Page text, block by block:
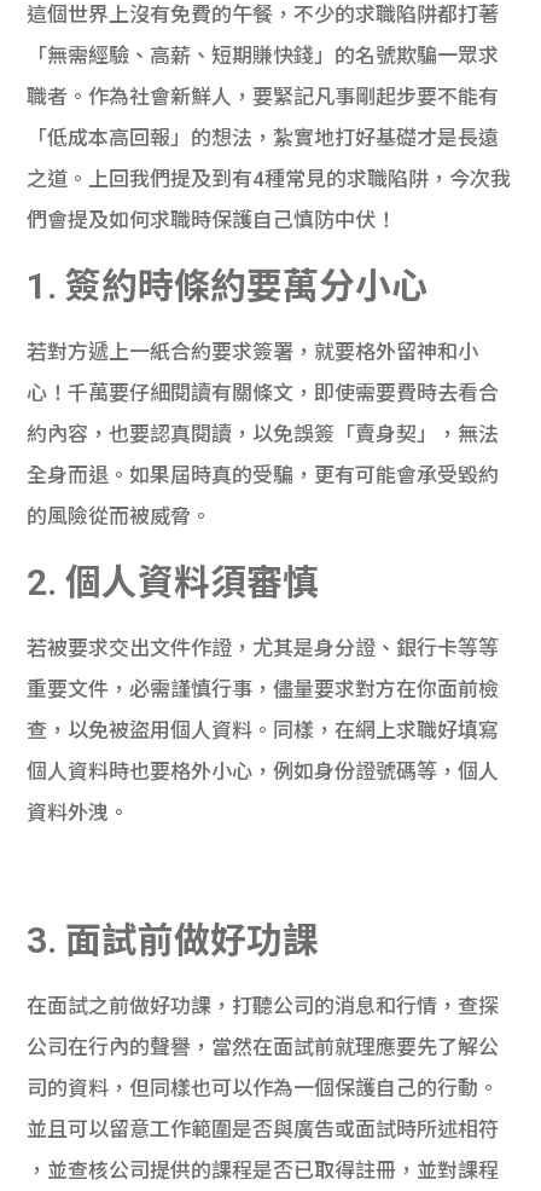
這個世界上沒有免費的午餐，不少的求職陷阱都打著
「無需經驗、高薪、短期賺快錢」的名號欺騙一眾求
職者。作為社會新鮮人，要緊記凡事剛起步要不能有
「低成本高回報」的想法，紮實地打好基礎才是長遠
之道。上回我們提及到有4種常見的求職陷阱，今次我
們會提及如何求職時保護自己慎防中伏！
1. 簽約時條約要萬分小心
若對方遞上一紙合約要求簽署，就要格外留神和小
心！千萬要仔細閱讀有關條文，即使需要費時去看合
約內容，也要認真閱讀，以免誤簽「賣身契」，無法
全身而退。如果屆時真的受騙，更有可能會承受毀約
的風險從而被威脅。
2. 個人資料須審慎
若被要求交出文件作證，尤其是身分證、銀行卡等等
重要文件，必需謹慎行事，儘量要求對方在你面前檢
查，以免被盜用個人資料。同樣，在網上求職好填寫
個人資料時也要格外小心，例如身份證號碼等，個人
資料外洩。
3. 面試前做好功課
在面試之前做好功課，打聽公司的消息和行情，查探
公司在行內的聲譽，當然在面試前就理應要先了解公
司的資料，但同樣也可以作為一個保護自己的行動。
並且可以留意工作範圍是否與廣告或面試時所述相符
，並查核公司提供的課程是否已取得註冊，並對課程